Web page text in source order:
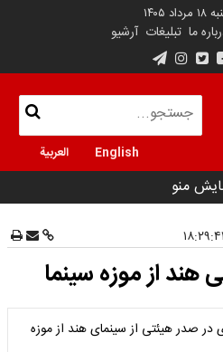
۱۴۰۵
ما تبلیغات آرشیو
English العربية
منو
هند از موزه سینما
در صدر هیئتی از سینمای هند از موزه